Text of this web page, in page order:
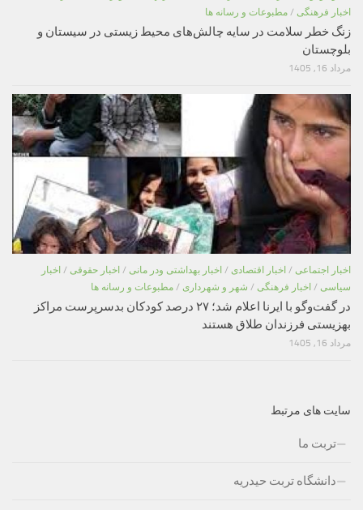
اخبار فرهنگی / مطبوعات و رسانه ها
زنگ خطر سلامت در سایه چالش‌های محیط زیستی در سیستان و
بلوچستان
مرداد 16, 1405
اخبار اجتماعی / اخبار اقتصادی / اخبار بهداشتی ودر مانی / اخبار حقوقی / اخبار
سیاسی / اخبار فرهنگی / شهر و شهرداری / مطبوعات و رسانه ها
در گفت‌وگو با ایرنا اعلام شد؛ ۲۷ درصد کودکان بدسرپرست مراکز
بهزیستی فرزندان طلاق هستند
مرداد 16, 1405
سایت های مرتبط
تربت ما
دانشگاه تربت حیدریه